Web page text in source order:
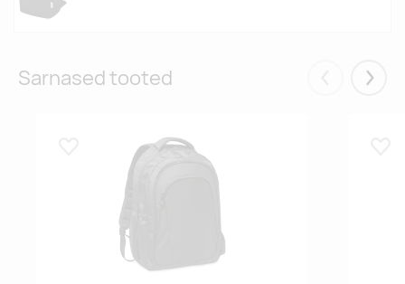
Sarnased tooted Eelmised
Lisa lemmikuks